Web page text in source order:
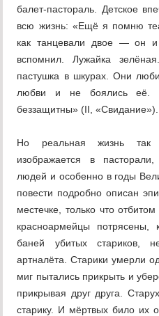
балет-пастораль. Детское
всю жизнь: «Ещё я помню
как танцевали двое — он
вспомнил. Лужайка
пастушка в шкурах. Они
любви и не боялись её.
беззащитны» (II, «Свидание»).
Но реальная жизнь так
изображается в
людей и особенно в годы
повести подробно описан
местечке, только что
красноармейцы потрясены,
баней убитых стариков,
артналёта. Старики умерли
миг пытались прикрыть и
прикрывая друг друга.
старику. И мёртвых било их